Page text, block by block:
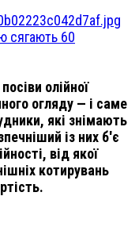
сягають 60
олійної
огляду — і саме
які знімають
із них б'є
від якої
котирувань